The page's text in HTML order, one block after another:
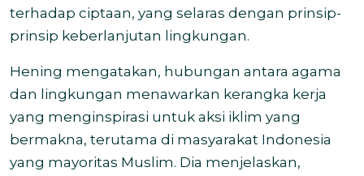
terhadap ciptaan, yang selaras dengan prinsip-
prinsip keberlanjutan lingkungan.
Hening mengatakan, hubungan antara agama
dan lingkungan menawarkan kerangka kerja
yang menginspirasi untuk aksi iklim yang
bermakna, terutama di masyarakat Indonesia
yang mayoritas Muslim. Dia menjelaskan,